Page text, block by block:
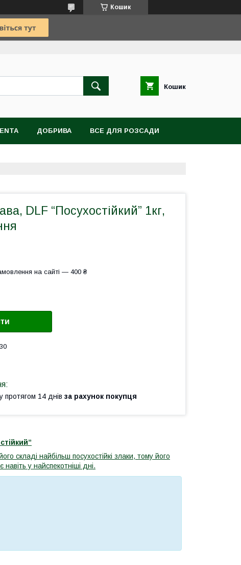
Кошик
Кошик
ДОБРИВА ВСЕ ДЛЯ РОЗСАДИ
DLF “Посухостійкий” 1кг,
на сайті — 400 ₴
протягом 14 днів за рахунок покупця
складі найбільш посухостійкі злаки, тому його
у найспекотніші дні.